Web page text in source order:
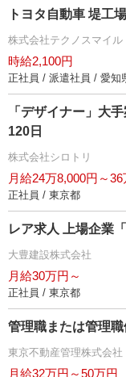
トヨタ自動車 堤工
株式会社テクノスマイル
時給2,100円
正社員 / 派遣社員 / 愛知
「デザイナー」大
120日
株式会社シロトリ
月給24万8,000円～
正社員 / 東京都
レア求人 上場企業
大豊建設株式会社
月給30万円～
正社員 / 東京都
管理職または管理
東京不動産管理株式会社
月給32万円～50万円